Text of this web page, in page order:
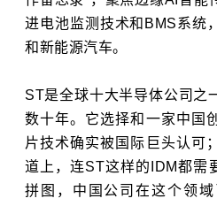
进电池监测技术和BMS系统
和新能源汽车。
ST是全球十大半导体公司之
数十年。它选择和一家中国
片技术确实被国际巨头认可
道上，连ST这样的IDM都需
拼图，中国公司在这个领